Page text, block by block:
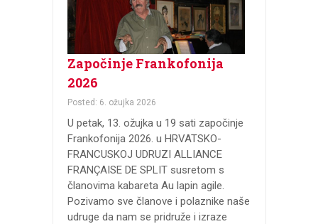
Započinje Frankofonija
2026
Posted: 6. ožujka 2026
U petak, 13. ožujka u 19 sati započinje
Frankofonija 2026. u HRVATSKO-
FRANCUSKOJ UDRUZI ALLIANCE
FRANÇAISE DE SPLIT susretom s
članovima kabareta Au lapin agile.
Pozivamo sve članove i polaznike naše
udruge da nam se pridruže i izraze